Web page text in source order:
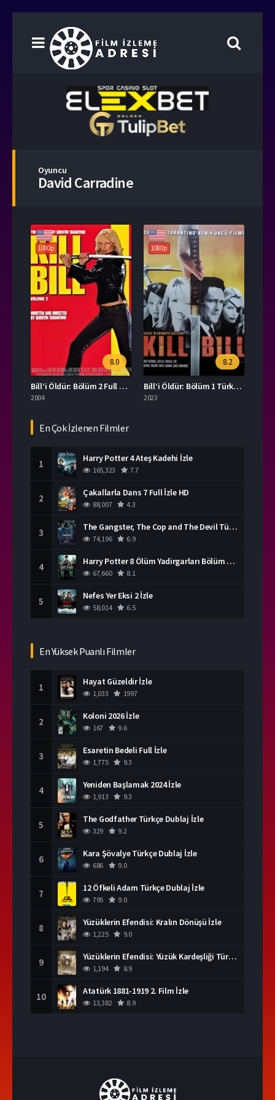
Oyuncu
David Carradine
1080p
8.0
Bill’i Öldür: Bölüm 2 Full HD İzle
2004
1080p
8.2
Bill’i Öldür: Bölüm 1 Türkçe Dublaj İzle
2023
En Çok İzlenen Filmler
1 Harry Potter 4 Ateş Kadehi İzle
165,323 7.7
2 Çakallarla Dans 7 Full İzle HD
88,007 4.3
3 The Gangster, The Cop and The Devil Türkçe Dublaj İzle
74,196 6.9
4 Harry Potter 8 Ölüm Yadirgarları Bölüm 2 İzle
67,660 8.1
5 Nefes Yer Eksi 2 İzle
58,014 6.5
En Yüksek Puanlı Filmler
1 Hayat Güzeldir İzle
1,033 1997
2 Koloni 2026 İzle
167 9.6
3 Esaretin Bedeli Full İzle
1,775 9.3
4 Yeniden Başlamak 2024 İzle
1,913 9.3
5 The Godfather Türkçe Dublaj İzle
329 9.2
6 Kara Şövalye Türkçe Dublaj İzle
686 9.0
7 12 Öfkeli Adam Türkçe Dublaj İzle
795 9.0
8 Yüzüklerin Efendisi: Kralın Dönüşü İzle
1,225 9.0
9 Yüzüklerin Efendisi: Yüzük Kardeşliği Türkçe Dublaj İzle
1,194 8.9
10 Atatürk 1881-1919 2. Film İzle
13,382 8.9